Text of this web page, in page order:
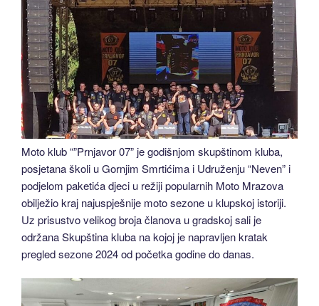
Moto klub “”Prnjavor 07” je godišnjom skupštinom kluba,
posjetana školi u Gornjim Smrtićima i Udruženju “Neven” i
podjelom paketića djeci u režiji popularnih Moto Mrazova
obilježio kraj najuspješnije moto sezone u klupskoj istoriji.
Uz prisustvo velikog broja članova u gradskoj sali je
održana Skupština kluba na kojoj je napravljen kratak
pregled sezone 2024 od početka godine do danas.